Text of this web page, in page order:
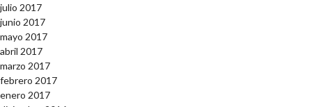
julio 2017
junio 2017
mayo 2017
abril 2017
marzo 2017
febrero 2017
enero 2017